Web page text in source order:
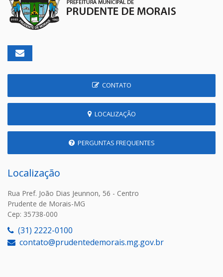
CONTATO
LOCALIZAÇÃO
PERGUNTAS FREQUENTES
Localização
Rua Pref. João Dias Jeunnon, 56 - Centro
Prudente de Morais-MG
Cep: 35738-000
(31) 2222-0100
contato@prudentedemorais.mg.gov.br